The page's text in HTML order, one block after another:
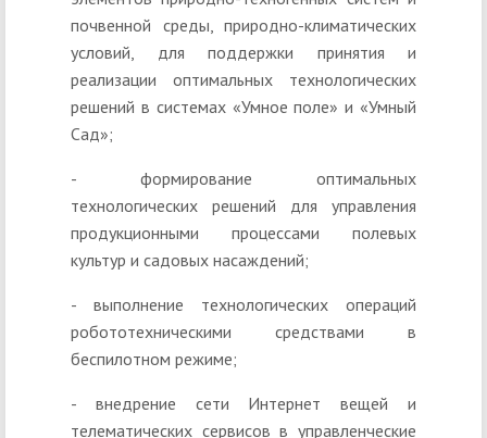
почвенной среды, природно-климатических
условий, для поддержки принятия и
реализации оптимальных технологических
решений в системах «Умное поле» и «Умный
Сад»;
- формирование оптимальных
технологических решений для управления
продукционными процессами полевых
культур и садовых насаждений;
- выполнение технологических операций
робототехническими средствами в
беспилотном режиме;
- внедрение сети Интернет вещей и
телематических сервисов в управленческие